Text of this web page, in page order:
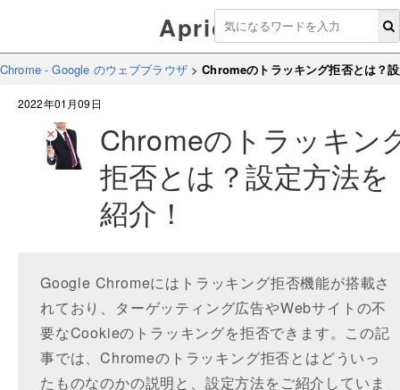
Aprico
Chrome - Google のウェブブラウザ>Chromeのトラッキング拒否とは？
2022年01月09日
Chromeのトラッキン
拒否とは？設定方法を
紹介！
Google Chromeにはトラッキング拒否機能が搭載さ
れており、ターゲッティング広告やWebサイトの不
要なCookieのトラッキングを拒否できます。この記
事では、Chromeのトラッキング拒否とはどういっ
たものなのかの説明と、設定方法をご紹介していま